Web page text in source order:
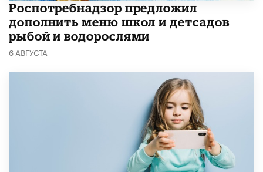
Роспотребнадзор предложил
дополнить меню школ и детсадов
рыбой и водорослями
6 АВГУСТА